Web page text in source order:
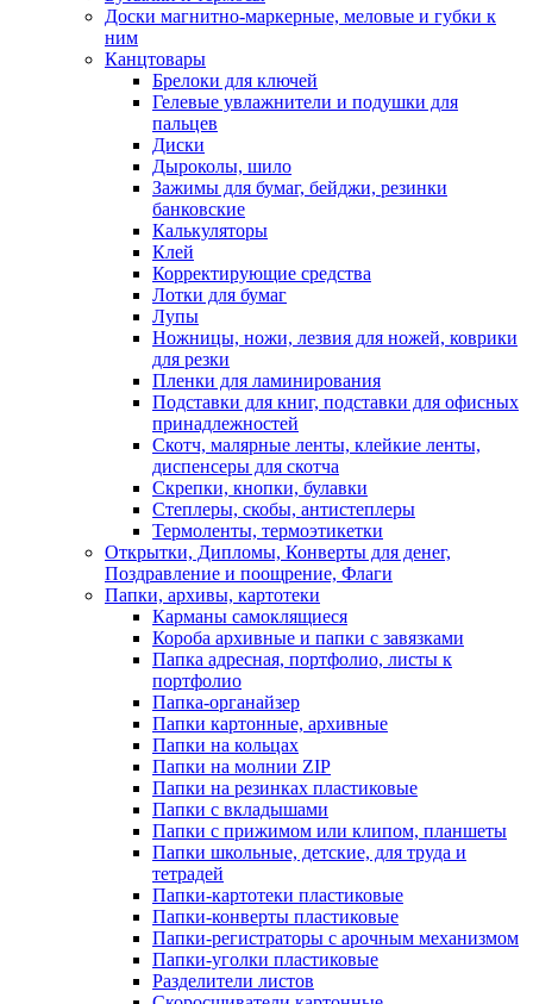
Доски магнитно-маркерные, меловые и губки к
ним
Канцтовары
Брелоки для ключей
Гелевые увлажнители и подушки для
пальцев
Диски
Дыроколы, шило
Зажимы для бумаг, бейджи, резинки
банковские
Калькуляторы
Клей
Корректирующие средства
Лотки для бумаг
Лупы
Ножницы, ножи, лезвия для ножей, коврики
для резки
Пленки для ламинирования
Подставки для книг, подставки для офисных
принадлежностей
Скотч, малярные ленты, клейкие ленты,
диспенсеры для скотча
Скрепки, кнопки, булавки
Степлеры, скобы, антистеплеры
Термоленты, термоэтикетки
Открытки, Дипломы, Конверты для денег,
Поздравление и поощрение, Флаги
Папки, архивы, картотеки
Карманы самоклящиеся
Короба архивные и папки с завязками
Папка адресная, портфолио, листы к
портфолио
Папка-органайзер
Папки картонные, архивные
Папки на кольцах
Папки на молнии ZIP
Папки на резинках пластиковые
Папки с вкладышами
Папки с прижимом или клипом, планшеты
Папки школьные, детские, для труда и
тетрадей
Папки-картотеки пластиковые
Папки-конверты пластиковые
Папки-регистраторы с арочным механизмом
Папки-уголки пластиковые
Разделители листов